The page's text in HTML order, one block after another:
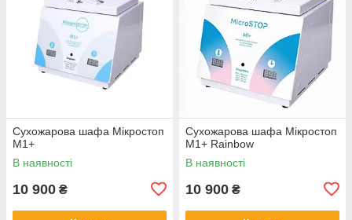
Сухожарова шафа Мікростоп
М1+
В наявності
10 900 ₴
Сухожарова шафа Мікростоп
М1+ Rainbow
В наявності
10 900 ₴